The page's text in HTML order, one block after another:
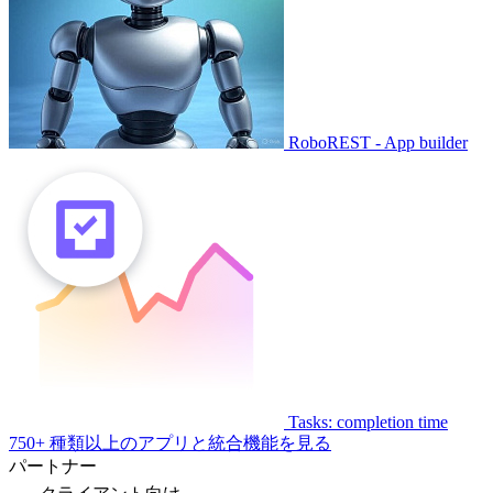
RoboREST - App builder
Tasks: completion time
750+ 種類以上のアプリと統合機能を見る
パートナー